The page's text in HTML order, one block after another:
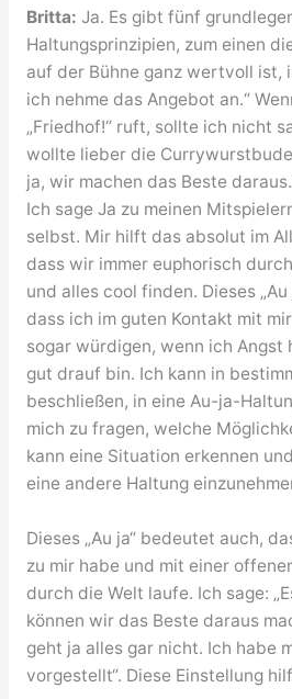
Britta: Ja. Es gibt fünf
Haltungsprinzipien, zum einen
auf der Bühne ganz wertvoll ist,
ich nehme das Angebot an.“
„Friedhof!“ ruft, sollte ich nicht
wollte lieber die
ja, wir machen das Beste
Ich sage Ja zu meinen
selbst. Mir hilft das absolut im
dass wir immer euphorisch
und alles cool finden. Dieses
dass ich im guten Kontakt mit
sogar würdigen, wenn ich Angst
gut drauf bin. Ich kann in
beschließen, in eine Au-ja-
mich zu fragen, welche
kann eine Situation erkennen
eine andere Haltung
Dieses „Au ja“ bedeutet auch,
zu mir habe und mit einer
durch die Welt laufe. Ich sage:
können wir das Beste daraus
geht ja alles gar nicht. Ich habe
vorgestellt“. Diese Einstellung